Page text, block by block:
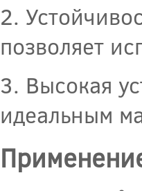
2.
позволяет
3. Высокая
идеальным